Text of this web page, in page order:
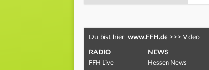
Du bist hier: www.FFH.de >>> Video
RADIO
FFH Live
NEWS
Hessen News